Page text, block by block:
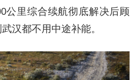
公里综合续航彻底解决后顾
汉都不用中途补能。